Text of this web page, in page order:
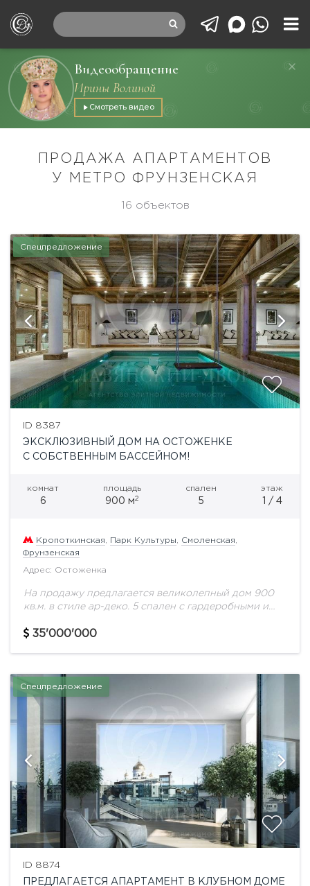
Видеообращение
Ирины Волиной
Смотреть видео
ПРОДАЖА АПАРТАМЕНТОВ
У МЕТРО ФРУНЗЕНСКАЯ
16 объектов
Спецпредложение
ID 8387
ЭКСКЛЮЗИВНЫЙ ДОМ НА ОСТОЖЕНКЕ
С СОБСТВЕННЫМ БАССЕЙНОМ!
комнат
6
площадь
900 м2
спален
5
этаж
1 / 4
Кропоткинская Парк Культуры Смоленская
Фрунзенская
Адрес: Остоженка
На продажу предлагается великолепный дом 900
кв.м. в стиле ар-деко. 5 спален с гардеробными и
эксплуатируемая кровля.Зона спа - сауна, хаммам,...
35'000'000
Спецпредложение
ID 8874
ПРЕДЛАГАЕТСЯ АПАРТАМЕНТ В КЛУБНОМ ДОМЕ